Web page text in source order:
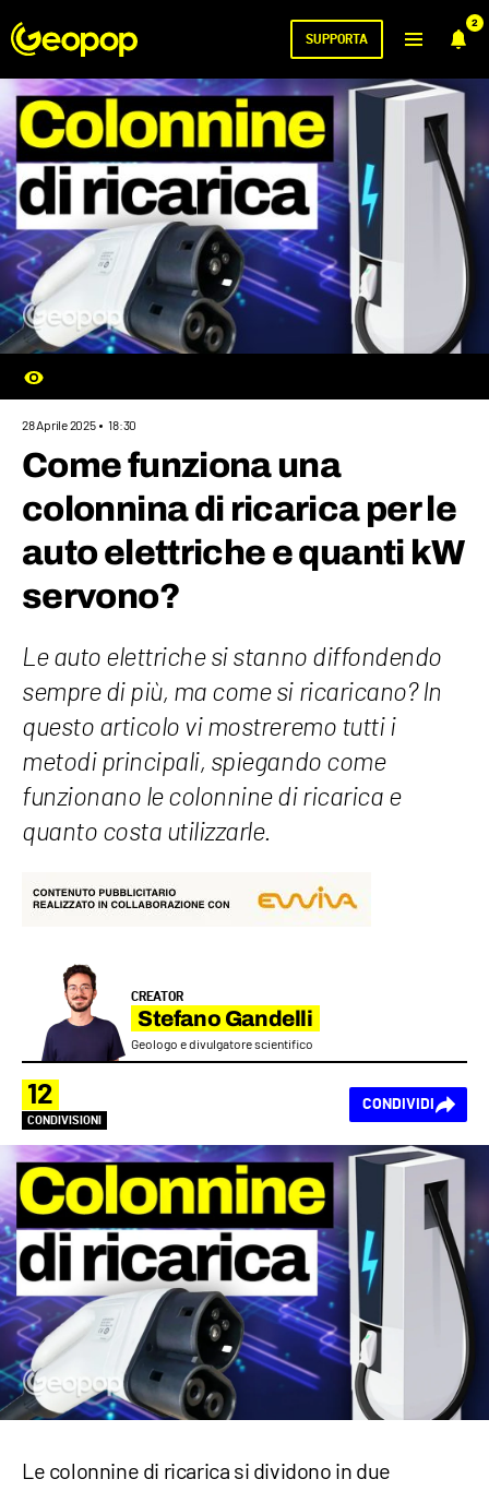
2
SUPPORTA
28 Aprile 2025 18:30
Come funziona una
colonnina di ricarica per le
auto elettriche e quanti kW
servono?
Le auto elettriche si stanno diffondendo
sempre di più, ma come si ricaricano? In
questo articolo vi mostreremo tutti i
metodi principali, spiegando come
funzionano le colonnine di ricarica e
quanto costa utilizzarle.
CREATOR
Stefano Gandelli
Geologo e divulgatore scientifico
12
CONDIVISIONI
CONDIVIDI
Le colonnine di ricarica si dividono in due